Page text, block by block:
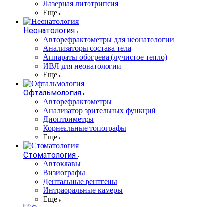
Лазерная литотрипсия
Еще
Неонатология
Авторефрактометры для неонатологии
Анализаторы состава тела
Аппараты обогрева (лучистое тепло)
ИВЛ для неонатологии
Еще
Офтальмология
Авторефрактометры
Анализатор зрительных функций
Диоптриметры
Корнеальные топографы
Еще
Стоматология
Автоклавы
Визиографы
Дентальные рентгены
Интраоральные камеры
Еще